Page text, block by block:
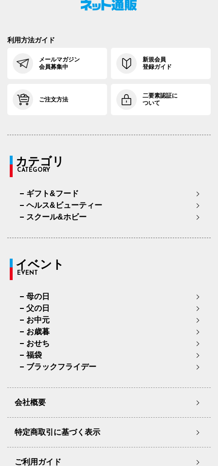
利用方法ガイド
メールマガジン
会員募集中
新規会員
登録ガイド
ご注文方法
二要素認証に
ついて
カテゴリ
CATEGORY
ギフト&フード
ヘルス&ビューティー
スクール&ホビー
イベント
EVENT
母の日
父の日
お中元
お歳暮
おせち
福袋
ブラックフライデー
会社概要
特定商取引に基づく表示
ご利用ガイド